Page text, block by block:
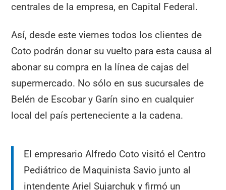
centrales de la empresa, en Capital Federal.
Así, desde este viernes todos los clientes de
Coto podrán donar su vuelto para esta causa al
abonar su compra en la línea de cajas del
supermercado. No sólo en sus sucursales de
Belén de Escobar y Garín sino en cualquier
local del país perteneciente a la cadena.
El empresario Alfredo Coto visitó el Centro
Pediátrico de Maquinista Savio junto al
intendente Ariel Sujarchuk y firmó un